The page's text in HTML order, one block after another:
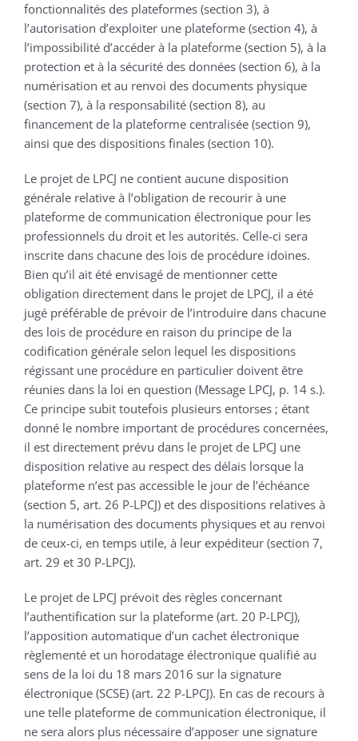
fonctionnalités des plateformes (section 3), à
l’autorisation d’exploiter une plateforme (section 4), à
l’impossibilité d’accéder à la plateforme (section 5), à la
protection et à la sécurité des données (section 6), à la
numérisation et au renvoi des documents physique
(section 7), à la responsabilité (section 8), au
financement de la plateforme centralisée (section 9),
ainsi que des dispositions finales (section 10).
Le projet de LPCJ ne contient aucune disposition
générale relative à l’obligation de recourir à une
plateforme de communication électronique pour les
professionnels du droit et les autorités. Celle-ci sera
inscrite dans chacune des lois de procédure idoines.
Bien qu’il ait été envisagé de mentionner cette
obligation directement dans le projet de LPCJ, il a été
jugé préférable de prévoir de l’introduire dans chacune
des lois de procédure en raison du principe de la
codification générale selon lequel les dispositions
régissant une procédure en particulier doivent être
réunies dans la loi en question (Message LPCJ, p. 14 s.).
Ce principe subit toutefois plusieurs entorses ; étant
donné le nombre important de procédures concernées,
il est directement prévu dans le projet de LPCJ une
disposition relative au respect des délais lorsque la
plateforme n’est pas accessible le jour de l’échéance
(section 5, art. 26 P-LPCJ) et des dispositions relatives à
la numérisation des documents physiques et au renvoi
de ceux-ci, en temps utile, à leur expéditeur (section 7,
art. 29 et 30 P-LPCJ).
Le projet de LPCJ prévoit des règles concernant
l’authentification sur la plateforme (art. 20 P-LPCJ),
l’apposition automatique d’un cachet électronique
règlementé et un horodatage électronique qualifié au
sens de la loi du 18 mars 2016 sur la signature
électronique (SCSE) (art. 22 P-LPCJ). En cas de recours à
une telle plateforme de communication électronique, il
ne sera alors plus nécessaire d’apposer une signature